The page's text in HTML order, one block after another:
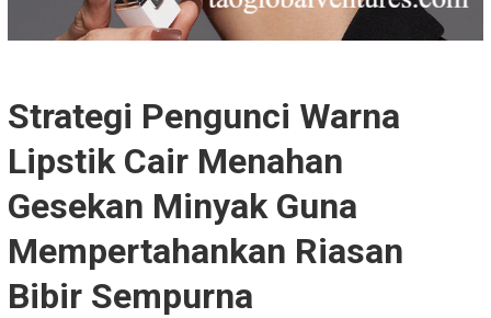
Strategi Pengunci Warna
Lipstik Cair Menahan
Gesekan Minyak Guna
Mempertahankan Riasan
Bibir Sempurna